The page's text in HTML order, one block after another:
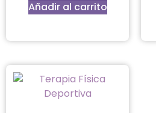
Añadir al carrito